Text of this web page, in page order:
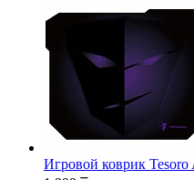
Игровой коврик Tesoro